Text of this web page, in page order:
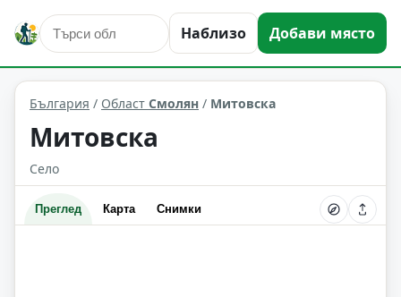
Наблизо Добави място
Митовска Област: Смолян
България / Област Смолян / Митовска
Митовска
Село
Преглед Карта Снимки